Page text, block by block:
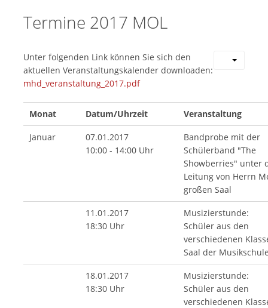
Termine 2017 MOL
Unter folgenden Link können Sie sich den
aktuellen Veranstaltungskalender downloaden:
mhd_veranstaltung_2017.pdf
Monat Datum/Uhrzeit Veranstaltung
Januar
07.01.2017
10:00 - 14:00 Uhr
Bandprobe mit der
Schülerband "The
Showberries" unter
Leitung von Herrn
großen Saal
11.01.2017
18:30 Uhr
Musizierstunde:
Schüler aus den
verschiedenen
Saal der
18.01.2017
18:30 Uhr
Musizierstunde:
Schüler aus den
verschiedenen